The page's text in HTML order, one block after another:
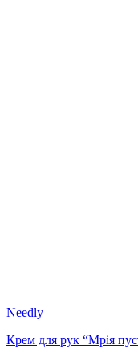
Needly
Крем для рук “Мрія